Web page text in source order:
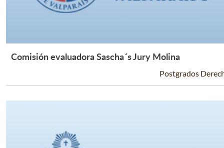
Leer Más +
Comisión evaluadora Sascha´s Jury Molina
Postgrados